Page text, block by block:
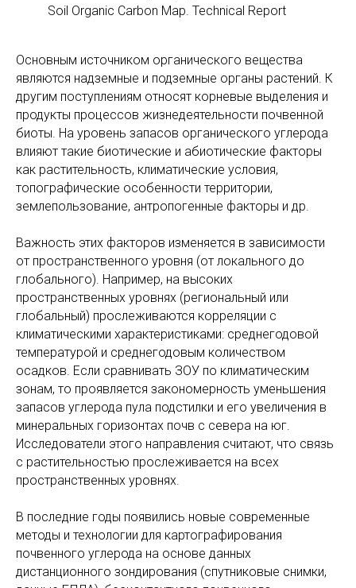
Soil Organic Carbon Map. Technical Report
Основным источником органического вещества
являются надземные и подземные органы растений. К
другим поступлениям относят корневые выделения и
продукты процессов жизнедеятельности почвенной
биоты. На уровень запасов органического углерода
влияют такие биотические и абиотические факторы
как растительность, климатические условия,
топографические особенности территории,
землепользование, антропогенные факторы и др.
Важность этих факторов изменяется в зависимости
от пространственного уровня (от локального до
глобального). Например, на высоких
пространственных уровнях (региональный или
глобальный) прослеживаются корреляции с
климатическими характеристиками: среднегодовой
температурой и среднегодовым количеством
осадков. Если сравнивать ЗОУ по климатическим
зонам, то проявляется закономерность уменьшения
запасов углерода пула подстилки и его увеличения в
минеральных горизонтах почв с севера на юг.
Исследователи этого направления считают, что связь
с растительностью прослеживается на всех
пространственных уровнях.
В последние годы появились новые современные
методы и технологии для картографирования
почвенного углерода на основе данных
дистанционного зондирования (спутниковые снимки,